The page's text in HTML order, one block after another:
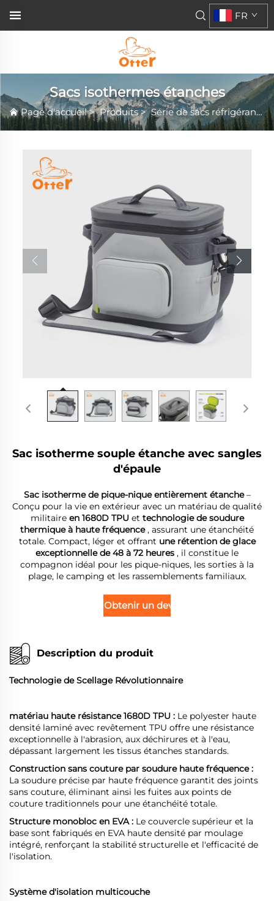
FR
Sacs isothermes étanches
Page d'accueil>Produits>Série de sacs réfrigérants
Sac isotherme souple étanche avec sangles
d'épaule
Sac isotherme de pique-nique entièrement étanche–
Conçu pour la vie en extérieur avec un matériau de qualité
militaire en 1680D TPU et technologie de soudure
thermique à haute fréquence, assurant une étanchéité
totale. Compact, léger et offrant une rétention de glace
exceptionnelle de 48 à 72 heures , il constitue le
compagnon idéal pour les pique-niques, les sorties à la
plage, le camping et les rassemblements familiaux.
Obtenir un devis
Description du produit
Technologie de Scellage Révolutionnaire
matériau haute résistance 1680D TPU : Le polyester haute
densité laminé avec revêtement TPU offre une résistance
exceptionnelle à l'abrasion, aux déchirures et à l'eau,
dépassant largement les tissus étanches standards.
Construction sans couture par soudure haute fréquence :
La soudure précise par haute fréquence garantit des joints
sans couture, éliminant ainsi les fuites aux points de
couture traditionnels pour une étanchéité totale.
Structure monobloc en EVA : Le couvercle supérieur et la
base sont fabriqués en EVA haute densité par moulage
intégré, renforçant la stabilité structurelle et l'efficacité de
l'isolation.
Système d'isolation multicouche